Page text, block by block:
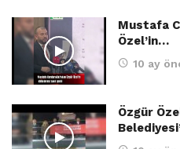
Mustafa
Özel’in…
10 ay
Özgür